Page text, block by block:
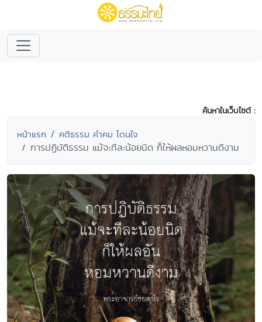
ค้นหาในเว็บไซต์ :
หน้าแรก คติธรรม คำคม โดนใจ
การปฏิบัติธรรม แม้จะทีละน้อยนิด ก็ให้ผลหอมหวานดีงาม